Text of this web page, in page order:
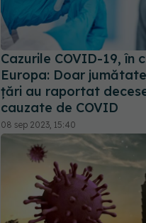
Cazurile COVID-19, în
Europa: Doar
țări au raportat
cauzate de COVID
08 sep 2023, 15:40